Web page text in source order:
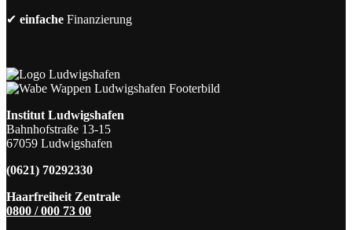
✔ einfache Finanzierung
Institut Ludwigshafen
Bahnhofstraße 13-15
67059 Ludwigshafen
(0621) 70292330
Haarfreiheit Zentrale
0800 / 000 73 00